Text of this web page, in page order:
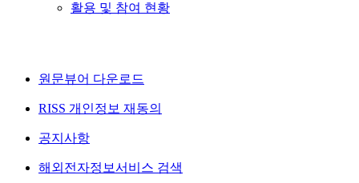
활용 및 참여 현황
원문뷰어 다운로드
RISS 개인정보 재동의
공지사항
해외전자정보서비스 검색